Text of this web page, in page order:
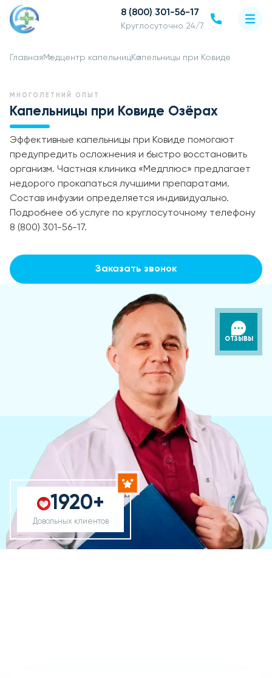
8 (800) 301-56-17
Круглосуточно 24/7
Главная Медцентр капельницКапельницы при Ковиде
МНОГОЛЕТНИЙ ОПЫТ
Капельницы при Ковиде Озёрах
Эффективные капельницы при Ковиде помогают
предупредить осложнения и быстро восстановить
организм. Частная клиника «Медплюс» предлагает
недорого прокапаться лучшими препаратами.
Состав инфузии определяется индивидуально.
Подробнее об услуге по круглосуточному телефону
8 (800) 301-56-17.
Заказать звонок
1920+
Довольных клиентов
ОТЗЫВЫ